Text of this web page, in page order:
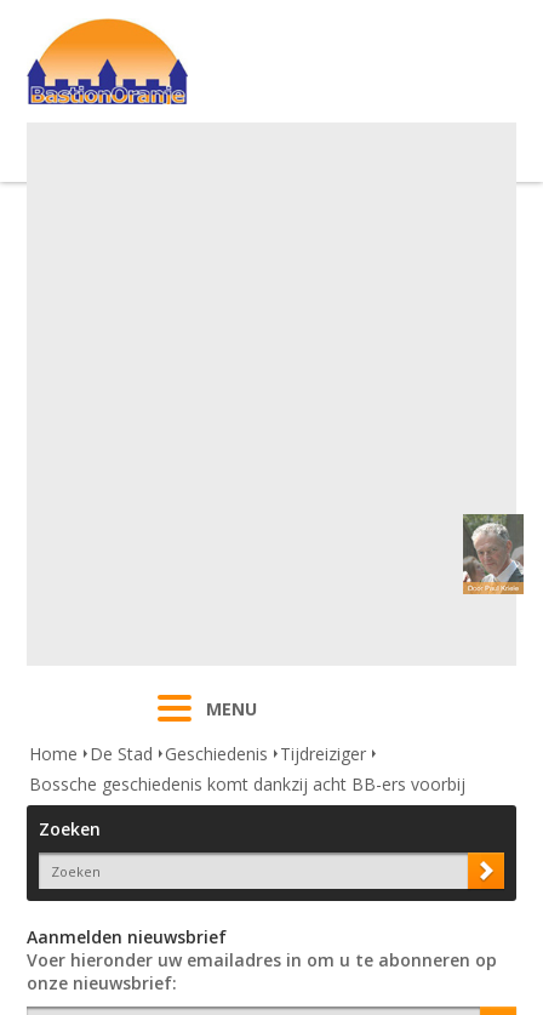
MENU
Home
De Stad Geschiedenis
Tijdreiziger
Bossche geschiedenis komt dankzij acht BB-ers voorbij
Zoeken
Aanmelden nieuwsbrief
Voer hieronder uw emailadres in om u te abonneren op
onze nieuwsbrief: